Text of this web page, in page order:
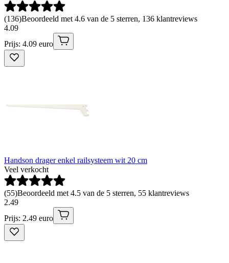
(136)Beoordeeld met 4.6 van de 5 sterren, 136 klantreviews
4.09
Prijs: 4.09 euro
Handson drager enkel railsysteem wit 20 cm
Veel verkocht
(55)Beoordeeld met 4.5 van de 5 sterren, 55 klantreviews
2.49
Prijs: 2.49 euro